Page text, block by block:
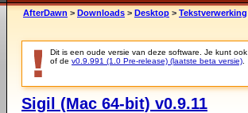
AfterDawn > Downloads > Desktop > Tekstverwerking
Dit is een oude versie van deze software. Je kunt
of de v0.9.991 (1.0 Pre-release) (laatste beta versie)
Sigil (Mac 64-bit) v0.9.11